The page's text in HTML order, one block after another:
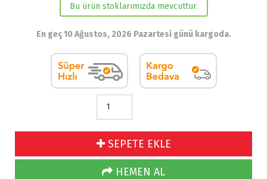
Bu ürün stoklarımızda mevcuttur.
En geç 10 Ağustos, 2026 Pazartesi günü kargoda.
SEPETE EKLE
HEMEN AL